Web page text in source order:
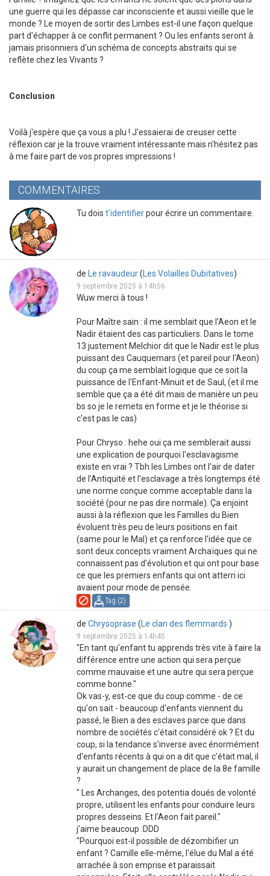
une guerre qui les dépasse car inconsciente et aussi vieille que le
monde ? Le moyen de sortir des Limbes est-il une façon quelque
part d'échapper à ce conflit permanent ? Ou les enfants seront à
jamais prisonniers d'un schéma de concepts abstraits qui se
reflète chez les Vivants ?
Conclusion
Voilà j'espère que ça vous a plu ! J'essaierai de creuser cette
réflexion car je la trouve vraiment intéressante mais n'hésitez pas
à me faire part de vos propres impressions !
COMMENTAIRES
Tu dois t'identifierpour écrire un commentaire.
de Le ravaudeur(Les Volailles Dubitatives)
9 septembre 2025 à 14h56
Wuw merci à tous !
Pour Maître sain : il me semblait que l'Aeon et le
Nadir étaient des cas particuliers. Dans le tome
13 justement Melchior dit que le Nadir est le plus
puissant des Cauquemars (et pareil pour l'Aeon)
du coup ça me semblait logique que ce soit la
puissance de l'Enfant-Minuit et de Saul, (et il me
semble que ça a été dit mais de manière un peu
bs so je le remets en forme et je le théorise si
c'est pas le cas)
Pour Chryso : hehe oui ça me semblerait aussi
une explication de pourquoi l'esclavagisme
existe en vrai ? Tbh les Limbes ont l'air de dater
de l'Antiquité et l'esclavage a très longtemps été
une norme conçue comme acceptable dans la
société (pour ne pas dire normale). Ça enjoint
aussi à la réflexion que les Familles du Bien
évoluent très peu de leurs positions en fait
(same pour le Mal) et ça renforce l'idée que ce
sont deux concepts vraiment Archaïques qui ne
connaissent pas d'évolution et qui ont pour base
ce que les premiers enfants qui ont atterri ici
avaient pour mode de pensée.
Tag (2)
de Chrysoprase (Le clan des flemmards )
9 septembre 2025 à 14h45
"En tant qu'enfant tu apprends très vite à faire la
différence entre une action qui sera perçue
comme mauvaise et une autre qui sera perçue
comme bonne."
Ok vas-y, est-ce que du coup comme - de ce
qu'on sait - beaucoup d'enfants viennent du
passé, le Bien a des esclaves parce que dans
nombre de sociétés c'était considéré ok ? Et du
coup, si la tendance s'inverse avec énormément
d'enfants récents à qui on a dit que c'était mal, il
y aurait un changement de place de la 8e famille
?
" Les Archanges, des potentia doués de volonté
propre, utilisent les enfants pour conduire leurs
propres desseins. Et l'Aeon fait pareil."
j'aime beaucoup :DDD
"Pourquoi est-il possible de dézombifier un
enfant ? Camille elle-même, l'élue du Mal a été
arrachée à son emprise et paraissait